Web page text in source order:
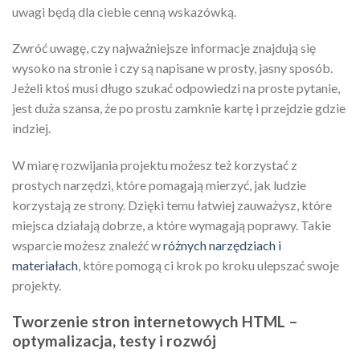
uwagi będą dla ciebie cenną wskazówką.
Zwróć uwagę, czy najważniejsze informacje znajdują się
wysoko na stronie i czy są napisane w prosty, jasny sposób.
Jeżeli ktoś musi długo szukać odpowiedzi na proste pytanie,
jest duża szansa, że po prostu zamknie kartę i przejdzie gdzie
indziej.
W miarę rozwijania projektu możesz też korzystać z
prostych narzędzi, które pomagają mierzyć, jak ludzie
korzystają ze strony. Dzięki temu łatwiej zauważysz, które
miejsca działają dobrze, a które wymagają poprawy. Takie
wsparcie możesz znaleźć wróżnych narzędziach i
materiałach, które pomogą ci krok po kroku ulepszać swoje
projekty.
Tworzenie stron internetowych HTML –
optymalizacja, testy i rozwój